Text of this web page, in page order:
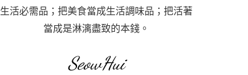
生活必需品；把美食當成生活調味品；把活著
當成是淋漓盡致的本錢。
SeowHui